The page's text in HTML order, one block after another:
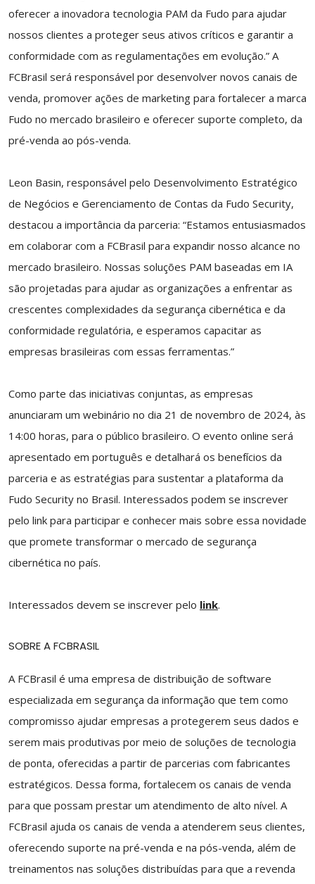
oferecer a inovadora tecnologia PAM da Fudo para ajudar
nossos clientes a proteger seus ativos críticos e garantir a
conformidade com as regulamentações em evolução.” A
FCBrasil será responsável por desenvolver novos canais de
venda, promover ações de marketing para fortalecer a marca
Fudo no mercado brasileiro e oferecer suporte completo, da
pré-venda ao pós-venda.
Leon Basin, responsável pelo Desenvolvimento Estratégico
de Negócios e Gerenciamento de Contas da Fudo Security,
destacou a importância da parceria: “Estamos entusiasmados
em colaborar com a FCBrasil para expandir nosso alcance no
mercado brasileiro. Nossas soluções PAM baseadas em IA
são projetadas para ajudar as organizações a enfrentar as
crescentes complexidades da segurança cibernética e da
conformidade regulatória, e esperamos capacitar as
empresas brasileiras com essas ferramentas.”
Como parte das iniciativas conjuntas, as empresas
anunciaram um webinário no dia 21 de novembro de 2024, às
14:00 horas, para o público brasileiro. O evento online será
apresentado em português e detalhará os benefícios da
parceria e as estratégias para sustentar a plataforma da
Fudo Security no Brasil. Interessados podem se inscrever
pelo link para participar e conhecer mais sobre essa novidade
que promete transformar o mercado de segurança
cibernética no país.
Interessados devem se inscrever pelo link.
SOBRE A FCBRASIL
A FCBrasil é uma empresa de distribuição de software
especializada em segurança da informação que tem como
compromisso ajudar empresas a protegerem seus dados e
serem mais produtivas por meio de soluções de tecnologia
de ponta, oferecidas a partir de parcerias com fabricantes
estratégicos. Dessa forma, fortalecem os canais de venda
para que possam prestar um atendimento de alto nível. A
FCBrasil ajuda os canais de venda a atenderem seus clientes,
oferecendo suporte na pré-venda e na pós-venda, além de
treinamentos nas soluções distribuídas para que a revenda